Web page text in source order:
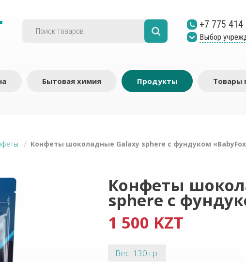
+7 775 414
Выбор
Бытовая химия Продукты Товары
/ Конфеты шоколадные Galaxy sphere с фундуком
Конфеты
sphere с
1 500 KZT
Вес: 130 гр.